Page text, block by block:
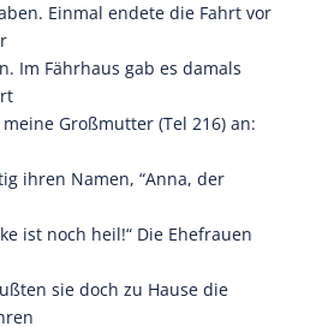
Einmal endete die Fahrt vor
Im Fährhaus gab es damals
Großmutter (Tel 216) an:
ihren Namen, “Anna, der
ist noch heil!“ Die Ehefrauen
sie doch zu Hause die